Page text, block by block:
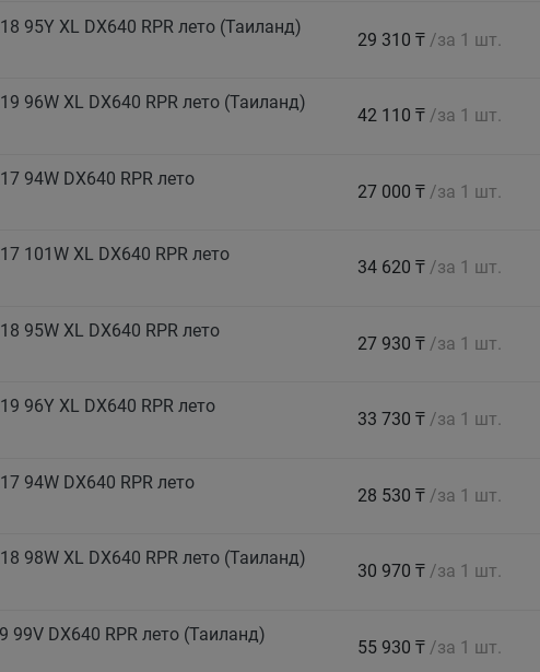
95Y XL DX640 RPR лето (Таиланд)
29 310 ₸ /за 1 шт.
96W XL DX640 RPR лето (Таиланд)
42 110 ₸ /за 1 шт.
94W DX640 RPR лето
27 000 ₸ /за 1 шт.
101W XL DX640 RPR лето
34 620 ₸ /за 1 шт.
95W XL DX640 RPR лето
27 930 ₸ /за 1 шт.
96Y XL DX640 RPR лето
33 730 ₸ /за 1 шт.
94W DX640 RPR лето
28 530 ₸ /за 1 шт.
98W XL DX640 RPR лето (Таиланд)
30 970 ₸ /за 1 шт.
99V DX640 RPR лето (Таиланд)
55 930 ₸ /за 1 шт.